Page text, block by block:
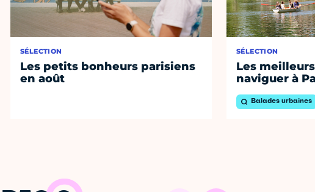
SÉLECTION
Les petits bonheurs parisiens
en août
SÉLECTION
Les
naviguer à
Balades urbaines